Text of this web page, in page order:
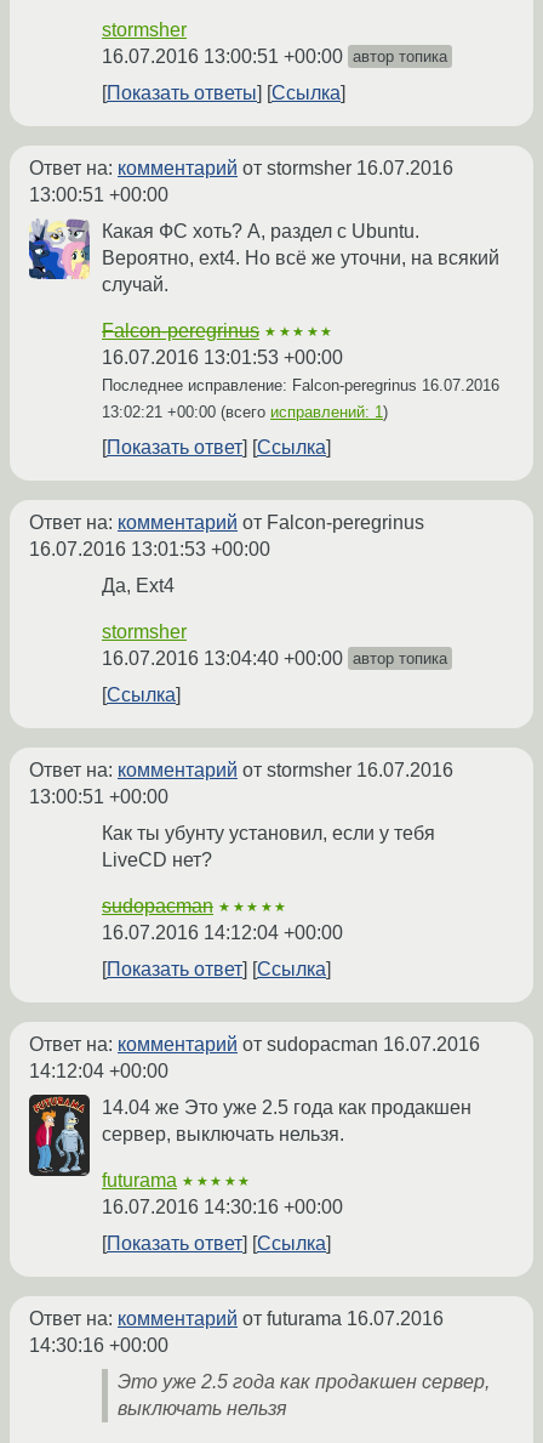
stormsher
16.07.2016 13:00:51 +00:00 автор топика
Показать ответы Ссылка
Ответ на: комментарий от stormsher 16.07.2016
13:00:51 +00:00
Какая ФС хоть? А, раздел с Ubuntu.
Вероятно, ext4. Но всё же уточни, на всякий
случай.
Falcon-peregrinus ★★★★★
16.07.2016 13:01:53 +00:00
Последнее исправление: Falcon-peregrinus 16.07.2016
13:02:21 +00:00 (всего исправлений: 1)
Показать ответ Ссылка
Ответ на: комментарий от Falcon-peregrinus
16.07.2016 13:01:53 +00:00
Да, Ext4
stormsher
16.07.2016 13:04:40 +00:00 автор топика
Ссылка
Ответ на: комментарий от stormsher 16.07.2016
13:00:51 +00:00
Как ты убунту установил, если у тебя
LiveCD нет?
sudopacman ★★★★★
16.07.2016 14:12:04 +00:00
Показать ответ
Ссылка
Ответ на: комментарий от sudopacman 16.07.2016
14:12:04 +00:00
14.04 же Это уже 2.5 года как продакшен
сервер, выключать нельзя.
futurama ★★★★★
16.07.2016 14:30:16 +00:00
Показать ответ
Ссылка
Ответ на: комментарий от futurama 16.07.2016
14:30:16 +00:00
Это уже 2.5 года как продакшен сервер,
выключать нельзя